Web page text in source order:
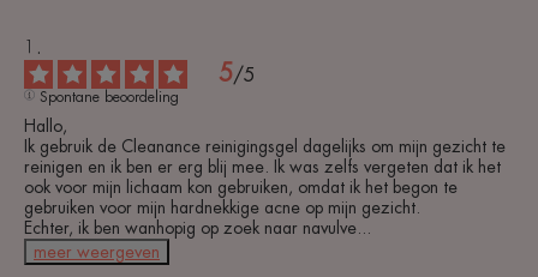
5/5
Spontane beoordeling
Hallo,
Ik gebruik de Cleanance reinigingsgel dagelijks om mijn gezicht te
reinigen en ik ben er erg blij mee. Ik was zelfs vergeten dat ik het
ook voor mijn lichaam kon gebruiken, omdat ik het begon te
gebruiken voor mijn hardnekkige acne op mijn gezicht.
Echter, ik ben wanhopig op zoek naar navulve
meer weergeven